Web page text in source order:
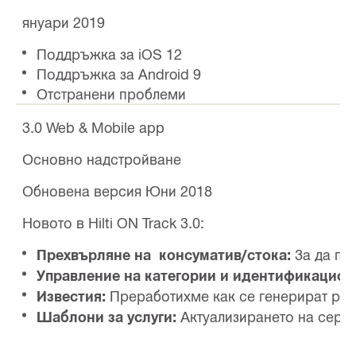
януари 2019
Поддръжка за iOS 12
Поддръжка за Android 9
Отстранени проблеми
3.0 Web & Mobile app
Основно надстройване
Обновена версия Юни 2018
Новото в Hilti ON Track 3.0:
Прехвърляне на консуматив/стока: За да
Управление на категории и
Известия: Преработихме как се генерират
Шаблони за услуги: Актуализирането на